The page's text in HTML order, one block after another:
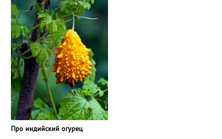
Про индийский огурец